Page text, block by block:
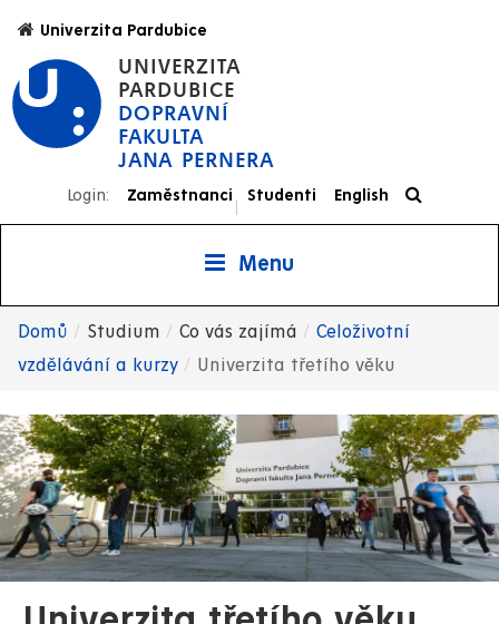
hlavnímu
obsahu
UNIVERZITA
PARDUBICE
DOPRAVNÍ
FAKULTA
JANA PERNERA
Univerzita Pardubice
Login: Zaměstnanci
|
Studenti English
Menu
Drobečková
navigace
Domů Studium Co vás zajímá
Celoživotní
vzdělávání a kurzy
Univerzita třetího věku